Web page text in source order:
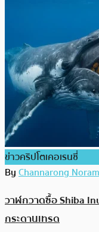
ข่าวคริปโตเคอเรนซี่
ByChannarong
วาฬกวาดซื้อ Shiba
กระดานเทรด